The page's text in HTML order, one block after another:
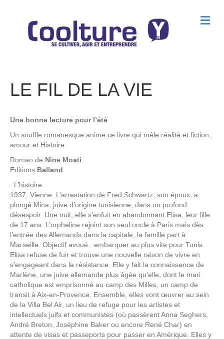
M
e
LE FIL DE LA VIE
Une bonne lecture pour l’été
Un souffle romanesque anime ce livre qui mêle réalité et fiction,
amour et Histoire.
Roman de Nine Moati
Editions Balland
::L’histoire ::
1937, Vienne. L’arrestation de Fred Schwartz, son époux, a
plongé Mina, juive d’origine tunisienne, dans un profond
désespoir. Une nuit, elle s’enfuit en abandonnant Elisa, leur fille
de 17 ans. L’orpheline rejoint son seul oncle à Paris mais dès
l’entrée des Allemands dans la capitale, la famille part à
Marseille. Objectif avoué : embarquer au plus vite pour Tunis.
Elisa refuse de fuir et trouve une nouvelle raison de vivre en
s’engageant dans la résistance. Elle y fait la connaissance de
Marlène, une juive allemande plus âgée qu’elle, dont le mari
catholique est emprisonné au camp des Milles, un camp de
transit à Aix-en-Provence. Ensemble, elles vont œuvrer au sein
de la Villa Bel Air, un lieu de refuge pour les artistes et
intellectuels juifs et communistes (où passèrent Anna Seghers,
André Breton, Joséphine Baker ou encore René Char) en
attente de visas et passeports pour passer en Amérique. Elles y